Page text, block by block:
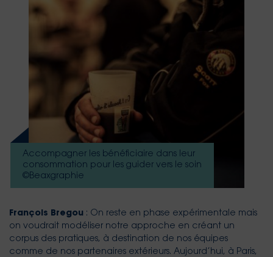
Accompagner les bénéficiaire dans leur
consommation pour les guider vers le soin
©Beaxgraphie
François Bregou : On reste en phase expérimentale mais
on voudrait modéliser notre approche en créant un
corpus des pratiques, à destination de nos équipes
comme de nos partenaires extérieurs. Aujourd’hui, à Paris,